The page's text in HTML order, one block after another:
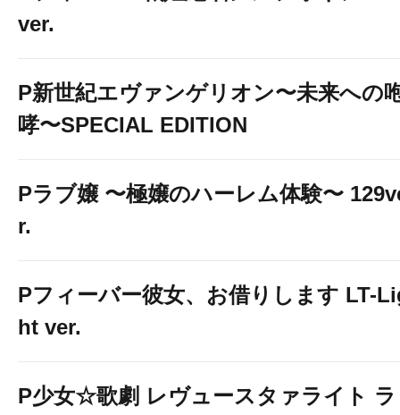
ver.
P新世紀エヴァンゲリオン〜未来への
哮〜SPECIAL EDITION
Pラブ嬢 〜極嬢のハーレム体験〜
r.
Pフィーバー彼女、お借りします LT-
ht ver.
P少女☆歌劇 レヴュースタァライト ラ